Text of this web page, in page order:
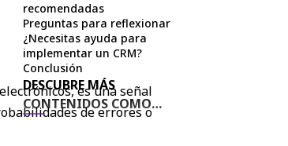
es una señal
de errores o
recomendadas
Preguntas para reflexionar
¿Necesitas ayuda para
implementar un CRM?
Conclusión
DESCUBRE MÁS
CONTENIDOS COMO
ESTE AQUÍ